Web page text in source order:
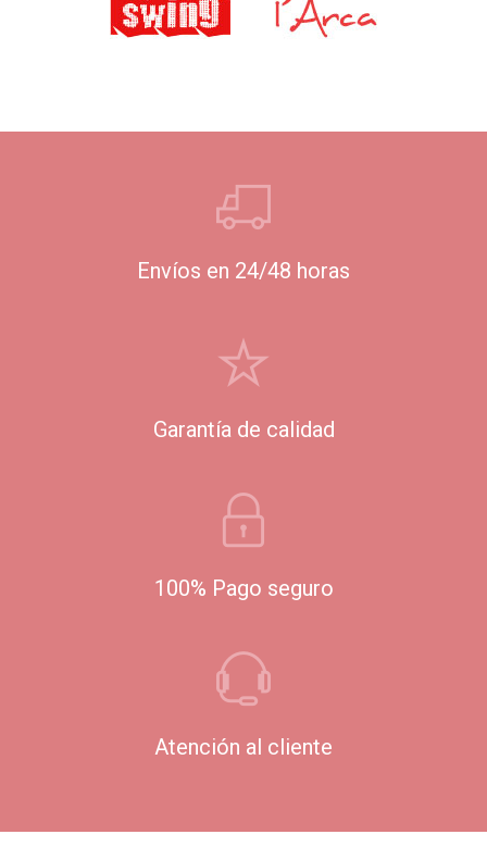
Envíos en 24/48 horas
Garantía de calidad
100% Pago seguro
Atención al cliente